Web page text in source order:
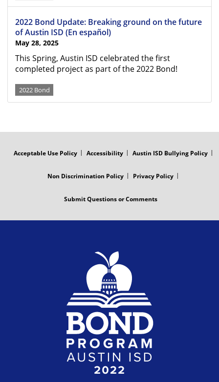
2022 Bond Update: Breaking ground on the future
of Austin ISD (En español)
May 28, 2025
This Spring, Austin ISD celebrated the first
completed project as part of the 2022 Bond!
2022 Bond
Acceptable Use Policy Accessibility Austin ISD Bullying Policy
Non Discrimination Policy Privacy Policy
Submit Questions or Comments